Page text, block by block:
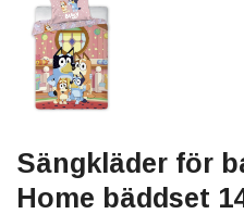
Sängkläder för
Home bäddset